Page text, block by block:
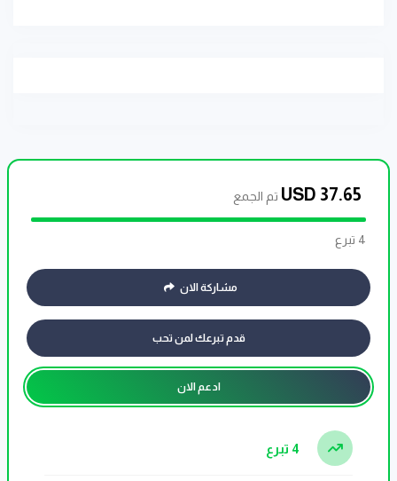
37.65 تم الجمع
4 تبرع
مشاركة الان
قدم تبرعك لمن تحب
ادعم الان
4 تبرع